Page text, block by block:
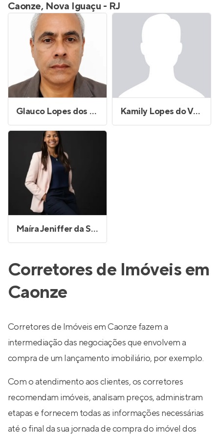
Caonze, Nova Iguaçu - RJ
Glauco Lopes dos Santos Kamily Lopes do Vale Pereira
Maíra Jeniffer da Silva Oliveira
Corretores de Imóveis em
Caonze
Corretores de Imóveis em Caonze fazem a
intermediação das negociações que envolvem a
compra de um lançamento imobiliário, por exemplo.
Com o atendimento aos clientes, os corretores
recomendam imóveis, analisam preços, administram
etapas e fornecem todas as informações necessárias
até o final da sua jornada de compra do imóvel dos